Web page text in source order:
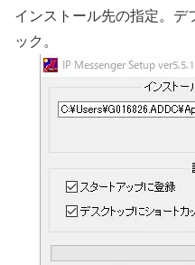
インストール先の指定。デ
ック。